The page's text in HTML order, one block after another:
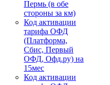
Пермь (в обе
стороны за км)
Код активации
тарифа ОФД
(Платформа,
Сбис, Первый
ОФД, Офд.ру) на
15мес
Код активации